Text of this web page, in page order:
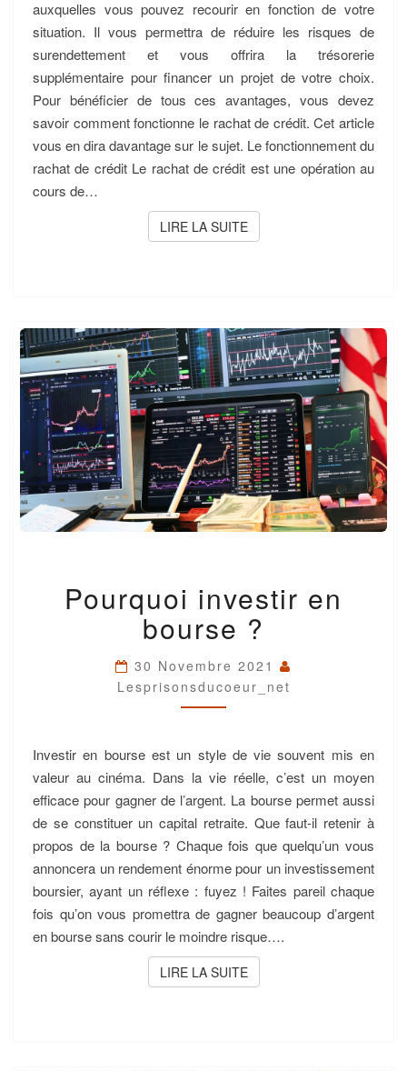
auxquelles vous pouvez recourir en fonction de votre
situation. Il vous permettra de réduire les risques de
surendettement et vous offrira la trésorerie
supplémentaire pour financer un projet de votre choix.
Pour bénéficier de tous ces avantages, vous devez
savoir comment fonctionne le rachat de crédit. Cet article
vous en dira davantage sur le sujet. Le fonctionnement du
rachat de crédit Le rachat de crédit est une opération au
cours de…
LIRE LA SUITELIRE LA SUITE
INVESTIR
EN
BOURSE
Pourquoi investir en
bourse ?
30 Novembre 2021
Lesprisonsducoeur_net
Investir en bourse est un style de vie souvent mis en
valeur au cinéma. Dans la vie réelle, c’est un moyen
efficace pour gagner de l’argent. La bourse permet aussi
de se constituer un capital retraite. Que faut-il retenir à
propos de la bourse ? Chaque fois que quelqu’un vous
annoncera un rendement énorme pour un investissement
boursier, ayant un réflexe : fuyez ! Faites pareil chaque
fois qu’on vous promettra de gagner beaucoup d’argent
en bourse sans courir le moindre risque….
LIRE LA SUITELIRE LA SUITE